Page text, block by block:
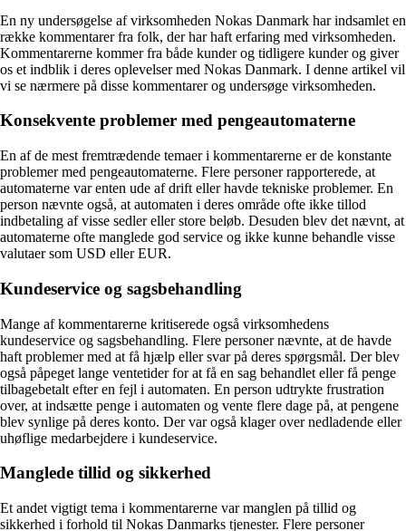
En ny undersøgelse af virksomheden Nokas Danmark har indsamlet en
række kommentarer fra folk, der har haft erfaring med virksomheden.
Kommentarerne kommer fra både kunder og tidligere kunder og giver
os et indblik i deres oplevelser med Nokas Danmark. I denne artikel vil
vi se nærmere på disse kommentarer og undersøge virksomheden.
Konsekvente problemer med pengeautomaterne
En af de mest fremtrædende temaer i kommentarerne er de konstante
problemer med pengeautomaterne. Flere personer rapporterede, at
automaterne var enten ude af drift eller havde tekniske problemer. En
person nævnte også, at automaten i deres område ofte ikke tillod
indbetaling af visse sedler eller store beløb. Desuden blev det nævnt, at
automaterne ofte manglede god service og ikke kunne behandle visse
valutaer som USD eller EUR.
Kundeservice og sagsbehandling
Mange af kommentarerne kritiserede også virksomhedens
kundeservice og sagsbehandling. Flere personer nævnte, at de havde
haft problemer med at få hjælp eller svar på deres spørgsmål. Der blev
også påpeget lange ventetider for at få en sag behandlet eller få penge
tilbagebetalt efter en fejl i automaten. En person udtrykte frustration
over, at indsætte penge i automaten og vente flere dage på, at pengene
blev synlige på deres konto. Der var også klager over nedladende eller
uhøflige medarbejdere i kundeservice.
Manglede tillid og sikkerhed
Et andet vigtigt tema i kommentarerne var manglen på tillid og
sikkerhed i forhold til Nokas Danmarks tjenester. Flere personer